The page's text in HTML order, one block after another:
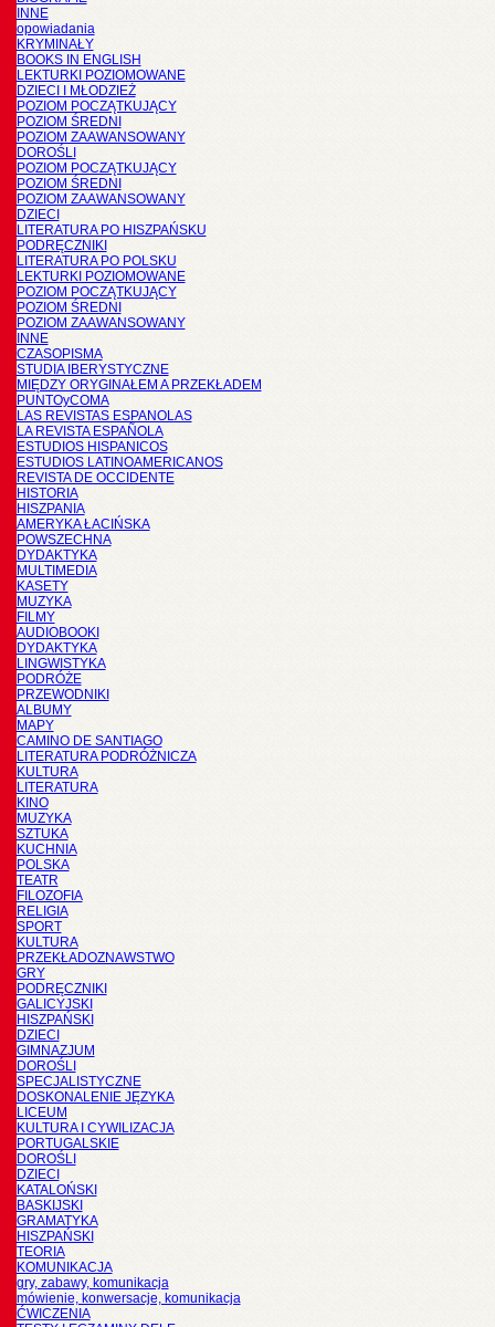
INNE
opowiadania
KRYMINAŁY
BOOKS IN ENGLISH
LEKTURKI POZIOMOWANE
DZIECI I MŁODZIEŻ
POZIOM POCZĄTKUJĄCY
POZIOM ŚREDNI
POZIOM ZAAWANSOWANY
DOROŚLI
POZIOM POCZĄTKUJĄCY
POZIOM ŚREDNI
POZIOM ZAAWANSOWANY
DZIECI
LITERATURA PO HISZPAŃSKU
PODRĘCZNIKI
LITERATURA PO POLSKU
LEKTURKI POZIOMOWANE
POZIOM POCZĄTKUJĄCY
POZIOM ŚREDNI
POZIOM ZAAWANSOWANY
INNE
CZASOPISMA
STUDIA IBERYSTYCZNE
MIĘDZY ORYGINAŁEM A PRZEKŁADEM
PUNTOyCOMA
LAS REVISTAS ESPANOLAS
LA REVISTA ESPAÑOLA
ESTUDIOS HISPANICOS
ESTUDIOS LATINOAMERICANOS
REVISTA DE OCCIDENTE
HISTORIA
HISZPANIA
AMERYKA ŁACIŃSKA
POWSZECHNA
DYDAKTYKA
MULTIMEDIA
KASETY
MUZYKA
FILMY
AUDIOBOOKI
DYDAKTYKA
LINGWISTYKA
PODRÓŻE
PRZEWODNIKI
ALBUMY
MAPY
CAMINO DE SANTIAGO
LITERATURA PODRÓŻNICZA
KULTURA
LITERATURA
KINO
MUZYKA
SZTUKA
KUCHNIA
POLSKA
TEATR
FILOZOFIA
RELIGIA
SPORT
KULTURA
PRZEKŁADOZNAWSTWO
GRY
PODRĘCZNIKI
GALICYJSKI
HISZPAŃSKI
DZIECI
GIMNAZJUM
DOROŚLI
SPECJALISTYCZNE
DOSKONALENIE JĘZYKA
LICEUM
KULTURA I CYWILIZACJA
PORTUGALSKIE
DOROŚLI
DZIECI
KATALOŃSKI
BASKIJSKI
GRAMATYKA
HISZPAŃSKI
TEORIA
KOMUNIKACJA
gry, zabawy, komunikacja
mówienie, konwersacje, komunikacja
ĆWICZENIA